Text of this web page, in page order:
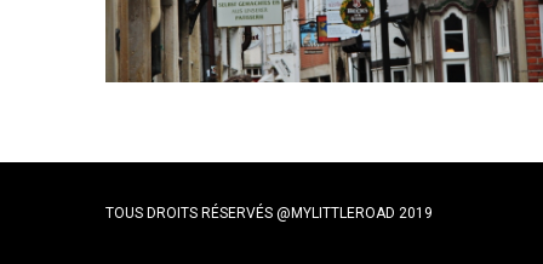
TOUS DROITS RÉSERVÉS @MYLITTLEROAD 2019